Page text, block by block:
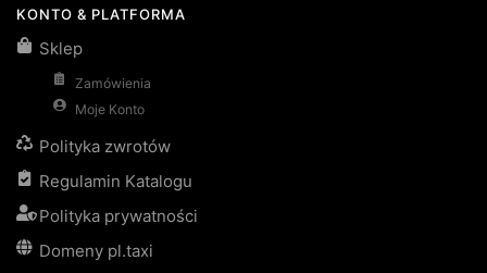
KONTO & PLATFORMA
Sklep
Zamówienia
Moje Konto
Polityka zwrotów
Regulamin Katalogu
Polityka prywatności
Domeny pl.taxi